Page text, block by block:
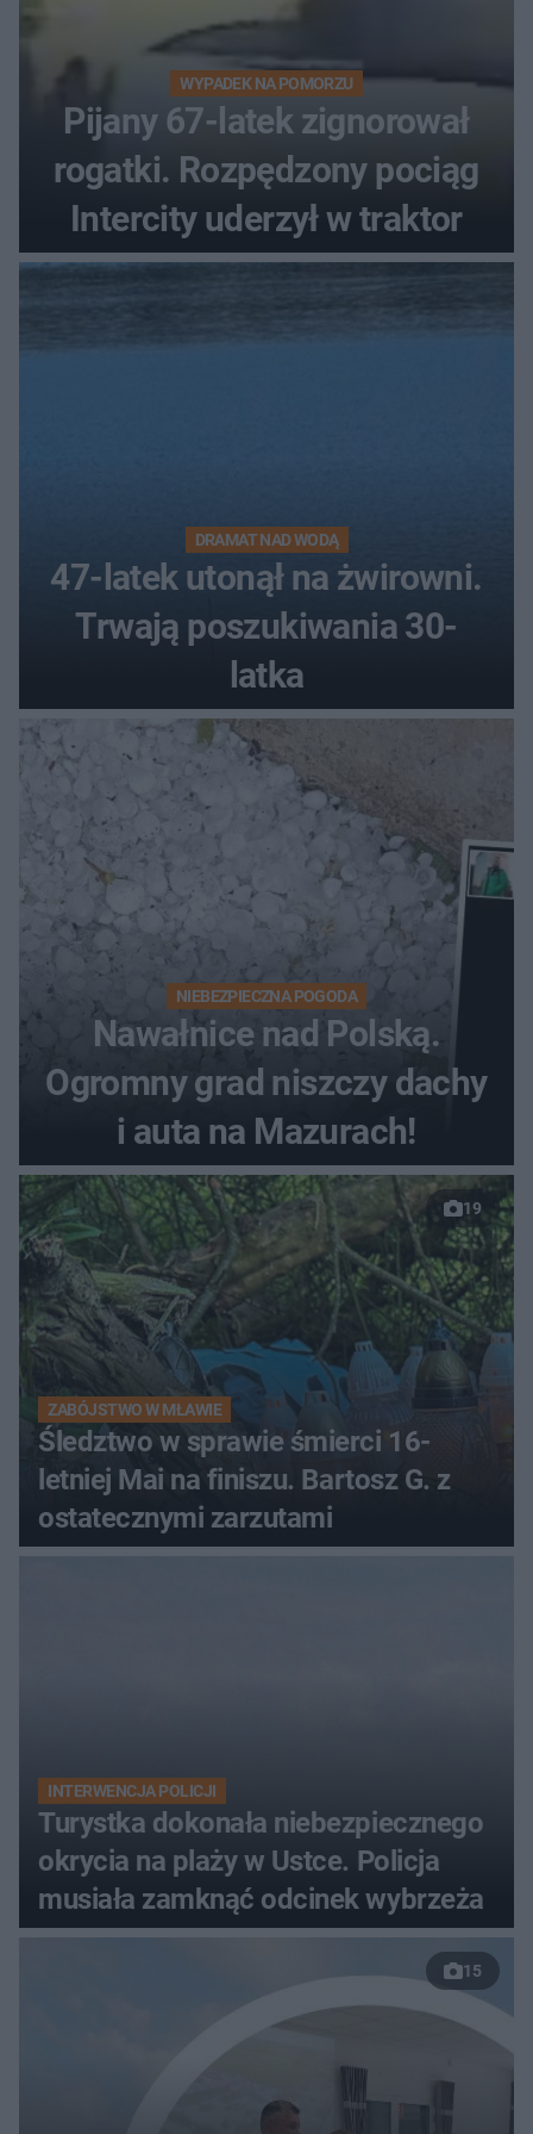
WYPADEK NA POMORZU
Pijany 67-latek zignorował
rogatki. Rozpędzony pociąg
Intercity uderzył w traktor
DRAMAT NAD WODĄ
47-latek utonął na żwirowni.
Trwają poszukiwania 30-
latka
NIEBEZPIECZNA POGODA
Nawałnice nad Polską.
Ogromny grad niszczy dachy
i auta na Mazurach!
19
ZABÓJSTWO W MŁAWIE
Śledztwo w sprawie śmierci 16-
letniej Mai na finiszu. Bartosz G. z
ostatecznymi zarzutami
INTERWENCJA POLICJI
Turystka dokonała niebezpiecznego
okrycia na plaży w Ustce. Policja
musiała zamknąć odcinek wybrzeża
15